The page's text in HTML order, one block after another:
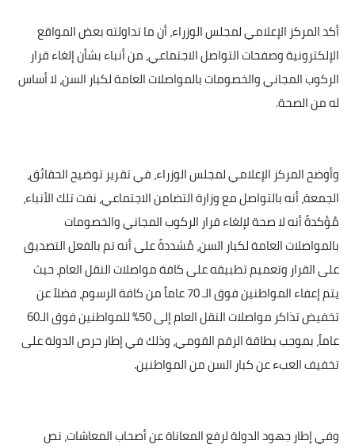
أكد المركز الإعلامي لمجلس الوزراء، أن ما تداولته بعض المواقع
الإلكترونية وصفحات التواصل الاجتماعي، من أنباء بشأن إلغاء قرار
الركوب المجاني والخصومات بالمواصلات العامة لكبار السن، لا أساس
له من الصحة.
وأوضح المركز الإعلامي لمجلس الوزراء، في تقرير توضيح الحقائق،
الجمعة، أنه بالتواصل مع وزارة التضامن الاجتماعي، نفت تلك الأنباء،
مُؤكدةً أنه لا صحة لإلغاء قرار الركوب المجاني والخصومات
بالمواصلات العامة لكبار السن، مُشددةً على أنه تم بالفعل التصديق
على القرار وتعميم تطبيقه على كافة مواصلات النقل العام، حيث
يتم إعفاء المواطنين فوق الـ 70 عاماً من كافة الرسوم، فضلاً عن
تخفيض تذاكر مواصلات النقل العام إلى 50% للمواطنين فوق الـ60
عاماً، بموجب بطاقة الرقم القومي، وذلك في إطار حرص الدولة على
تخفيف العبء عن كبار السن من المواطنين.
وفي إطار جهود الدولة لرفع المعاناة عن أصحاب المعاشات، نص